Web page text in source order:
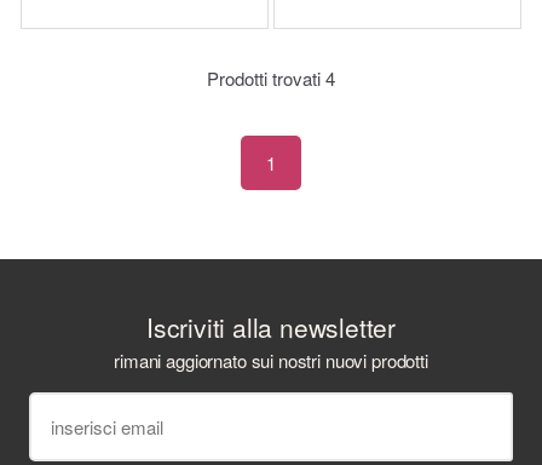
Prodotti trovati4
1
Iscriviti alla newsletter
rimani aggiornato sui nostri nuovi prodotti